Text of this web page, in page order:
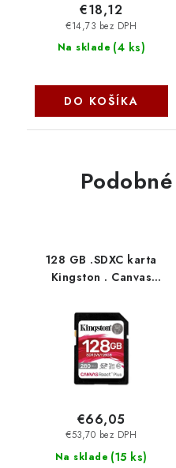
Na sklade (4 ks)
€14,73 bez DPH
€18,12
DO KOŠÍKA
128 GB .SDXC karta
Kingston . Canvas
U3 V60 ( r280MB/s,
w100MB/s ) SDR2V6-
128GB
Na sklade (15 ks)
€53,70 bez DPH
€66,05